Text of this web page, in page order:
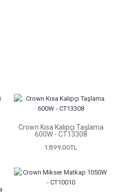
Crown Kısa Kalıpçı Taşlama
600W - CT13308
1.899,00TL